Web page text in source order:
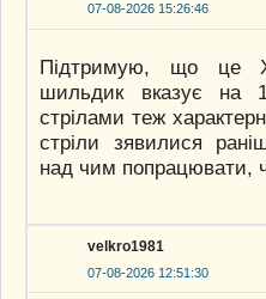
07-08-2026 15:26:46
Підтримую, що це
шильдик вказує на
стрілами теж
стріли зявилися
над чим попрацювати,
velkro1981
07-08-2026 12:51:30